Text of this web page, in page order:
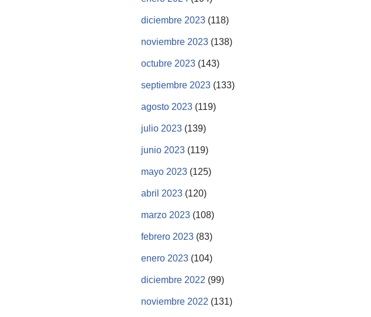
diciembre 2023 (118)
noviembre 2023 (138)
octubre 2023 (143)
septiembre 2023 (133)
agosto 2023 (119)
julio 2023 (139)
junio 2023 (119)
mayo 2023 (125)
abril 2023 (120)
marzo 2023 (108)
febrero 2023 (83)
enero 2023 (104)
diciembre 2022 (99)
noviembre 2022 (131)